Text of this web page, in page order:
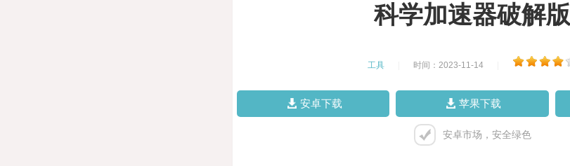
科学加速器破解版
工具 时间：2023-11-14
安卓下载 苹果下载
安卓市场，安全绿色